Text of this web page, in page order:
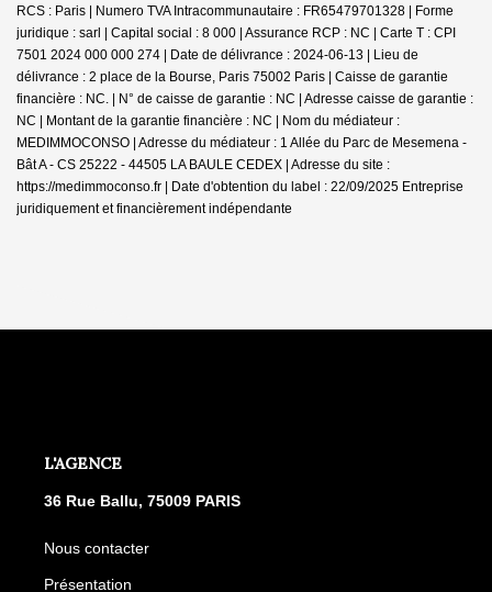
RCS : Paris | Numero TVA Intracommunautaire : FR65479701328 | Forme
juridique : sarl | Capital social : 8 000 | Assurance RCP : NC | Carte T : CPI
7501 2024 000 000 274 | Date de délivrance : 2024-06-13 | Lieu de
délivrance : 2 place de la Bourse, Paris 75002 Paris | Caisse de garantie
financière : NC. | N° de caisse de garantie : NC | Adresse caisse de garantie :
NC | Montant de la garantie financière : NC | Nom du médiateur :
MEDIMMOCONSO | Adresse du médiateur : 1 Allée du Parc de Mesemena -
Bât A - CS 25222 - 44505 LA BAULE CEDEX | Adresse du site :
https://medimmoconso.fr | Date d'obtention du label : 22/09/2025 Entreprise
juridiquement et financièrement indépendante
L'AGENCE
36 Rue Ballu, 75009 PARIS
Nous contacter
Présentation